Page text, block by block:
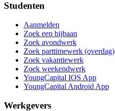
Studenten
Aanmelden
Zoek een bijbaan
Zoek avondwerk
Zoek parttimewerk (overdag)
Zoek vakantiewerk
Zoek weekendwerk
YoungCapital IOS App
YoungCapital Android App
Werkgevers